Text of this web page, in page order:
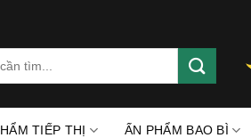
TIẾP THỊ ẤN PHẨM BAO BÌ